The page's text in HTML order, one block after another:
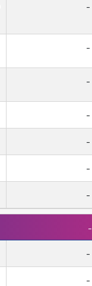
-
-
-
-
-
-
-
-
-
-